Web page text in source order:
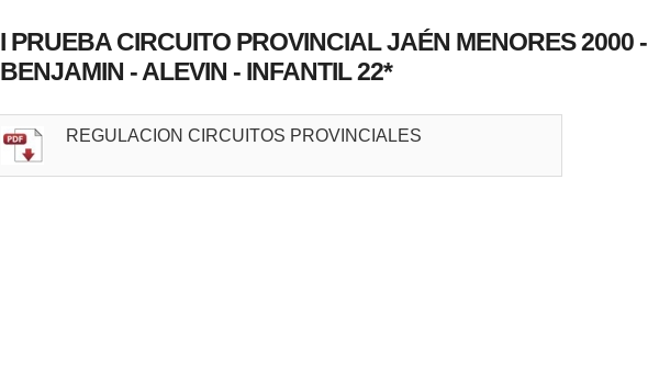
I PRUEBA CIRCUITO PROVINCIAL JAÉN MENORES 2000 -
BENJAMIN - ALEVIN - INFANTIL 22*
REGULACION CIRCUITOS PROVINCIALES